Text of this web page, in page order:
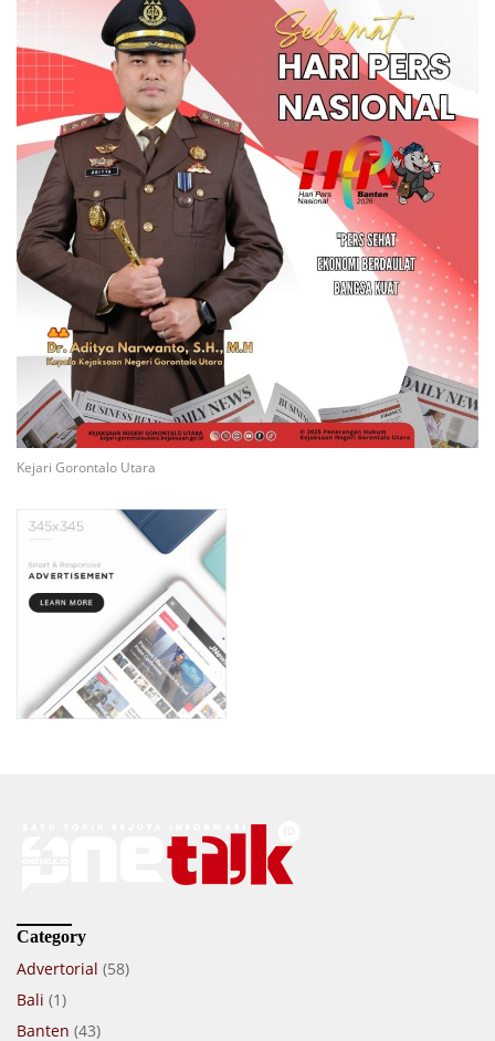
Kejari Gorontalo Utara
Category
Advertorial (58)
Bali (1)
Banten (43)